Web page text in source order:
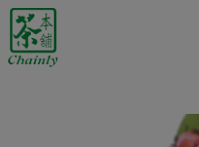
Panel de gestión de cookies